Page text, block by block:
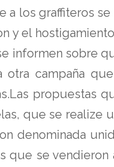
a los graffiteros
y el
informen sobre
otra campaña
propuestas
que se realize
denominada
que se vendieron